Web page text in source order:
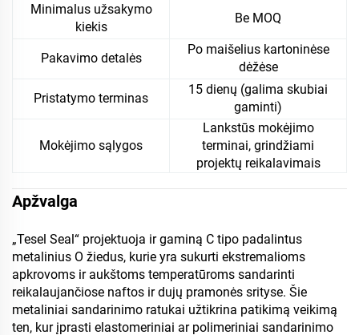
Minimalus užsakymo
kiekis
Be MOQ
Pakavimo detalės
Po maišelius kartoninėse
dėžėse
Pristatymo terminas
15 dienų (galima skubiai
gaminti)
Mokėjimo sąlygos
Lankstūs mokėjimo
terminai, grindžiami
projektų reikalavimais
Apžvalga
„Tesel Seal“ projektuoja ir gaminą C tipo padalintus
metalinius O žiedus, kurie yra sukurti ekstremalioms
apkrovoms ir aukštoms temperatūroms sandarinti
reikalaujančiose naftos ir dujų pramonės srityse. Šie
metaliniai sandarinimo ratukai užtikrina patikimą veikimą
ten, kur įprasti elastomeriniai ar polimeriniai sandarinimo